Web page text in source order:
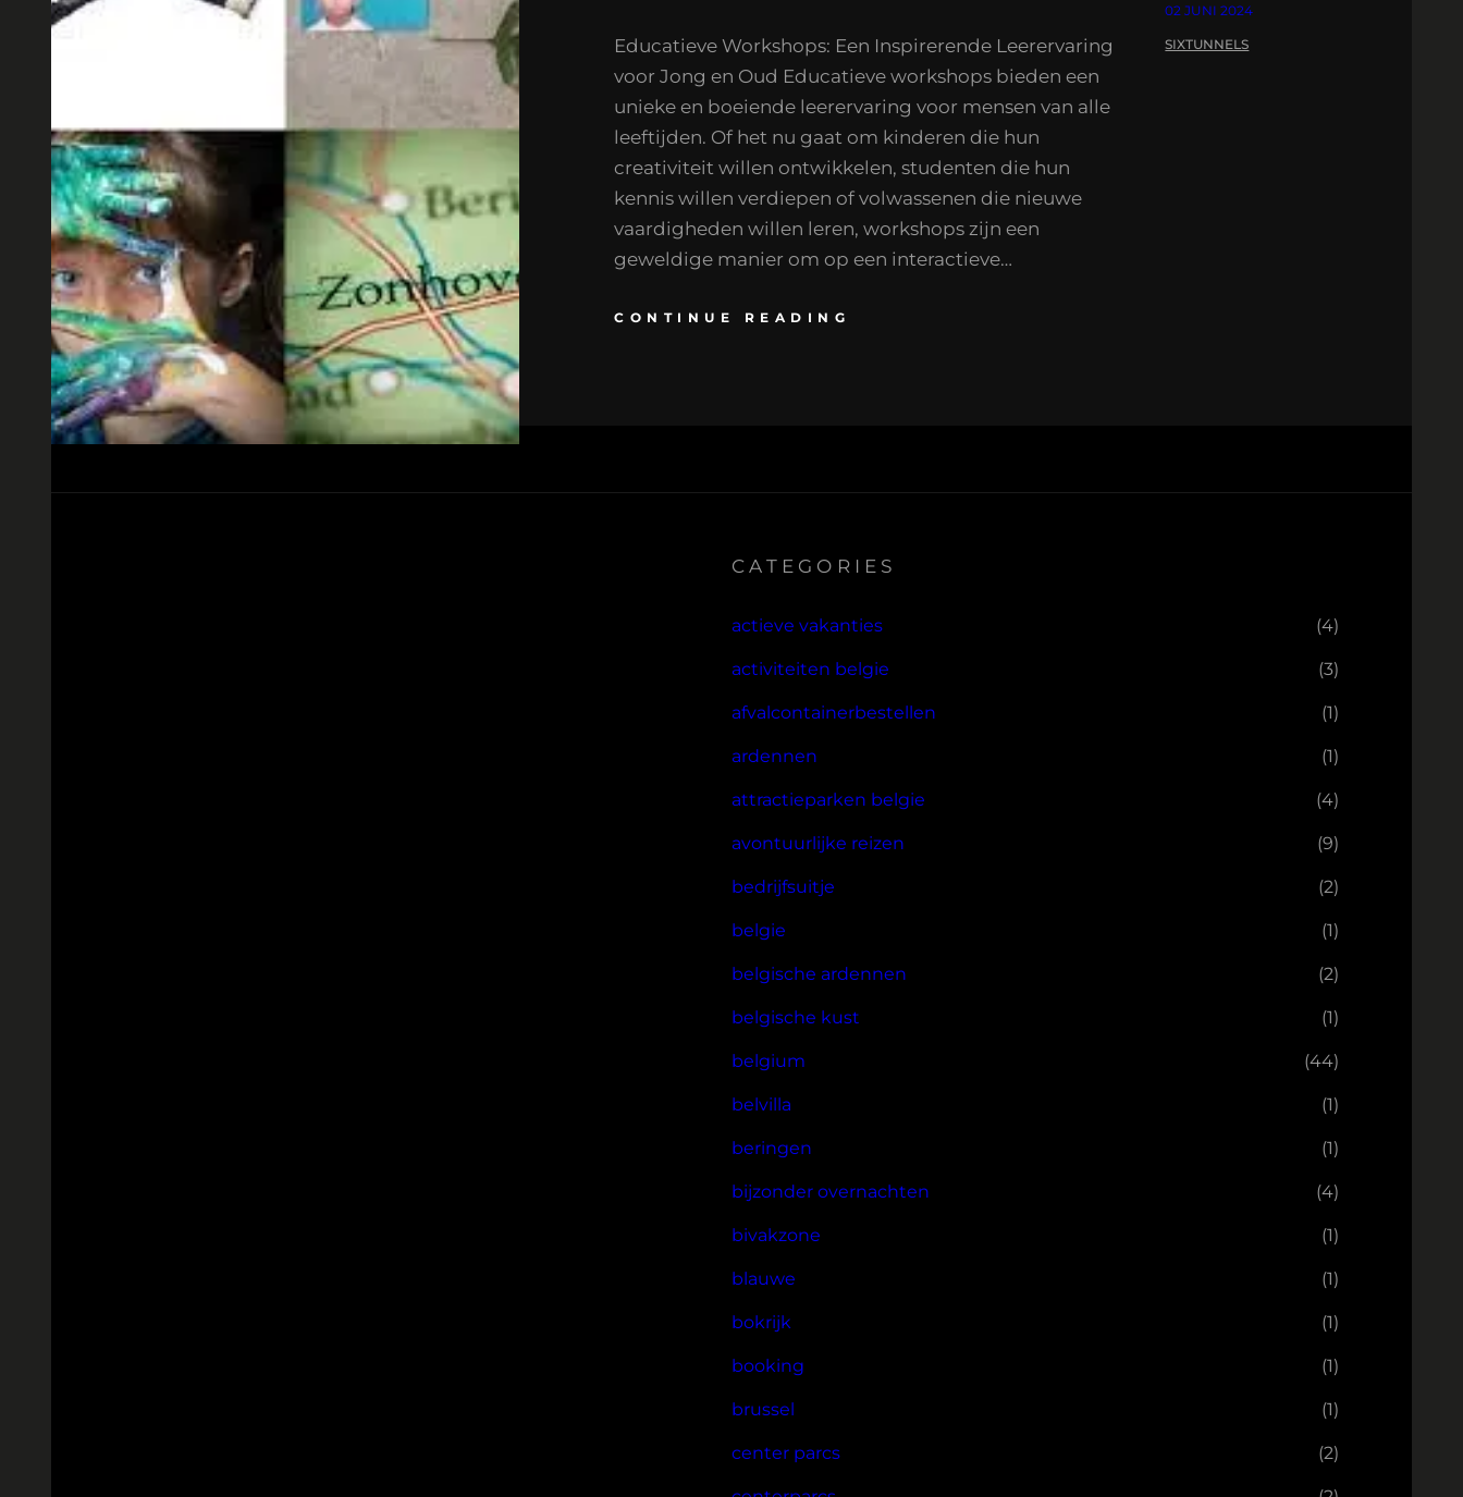
Educatieve Workshops: Een Inspirerende Leerervaring
voor Jong en Oud Educatieve workshops bieden een
unieke en boeiende leerervaring voor mensen van alle
leeftijden. Of het nu gaat om kinderen die hun
creativiteit willen ontwikkelen, studenten die hun
kennis willen verdiepen of volwassenen die nieuwe
vaardigheden willen leren, workshops zijn een
geweldige manier om op een interactieve…
CONTINUE READING
02 JUNI 2024
SIXTUNNELS
CATEGORIES
actieve vakanties (4)
activiteiten belgie (3)
afvalcontainerbestellen (1)
ardennen (1)
attractieparken belgie (4)
avontuurlijke reizen (9)
bedrijfsuitje (2)
belgie (1)
belgische ardennen (2)
belgische kust (1)
belgium (44)
belvilla (1)
beringen (1)
bijzonder overnachten (4)
bivakzone (1)
blauwe (1)
bokrijk (1)
booking (1)
brussel (1)
center parcs (2)